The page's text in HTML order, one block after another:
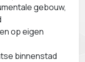
gebouw,
op eigen
binnenstad